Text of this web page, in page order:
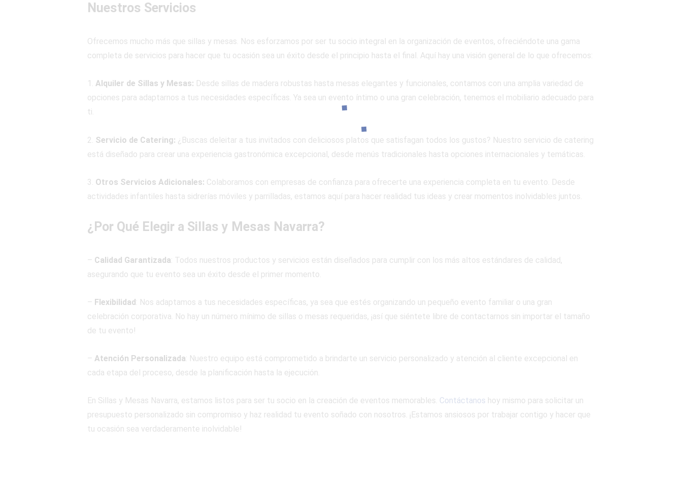
Nuestros Servicios
Ofrecemos mucho más que sillas y mesas. Nos esforzamos por ser tu socio integral en la organización de eventos, ofreciéndote una gama
completa de servicios para hacer que tu ocasión sea un éxito desde el principio hasta el final. Aquí hay una visión general de lo que ofrecemos:
1. Alquiler de Sillas y Mesas: Desde sillas de madera robustas hasta mesas elegantes y funcionales, contamos con una amplia variedad de
opciones para adaptarnos a tus necesidades específicas. Ya sea un evento íntimo o una gran celebración, tenemos el mobiliario adecuado para
ti.
2. Servicio de Catering: ¿Buscas deleitar a tus invitados con deliciosos platos que satisfagan todos los gustos? Nuestro servicio de catering
está diseñado para crear una experiencia gastronómica excepcional, desde menús tradicionales hasta opciones internacionales y temáticas.
3. Otros Servicios Adicionales: Colaboramos con empresas de confianza para ofrecerte una experiencia completa en tu evento. Desde
actividades infantiles hasta sidrerías móviles y parrilladas, estamos aquí para hacer realidad tus ideas y crear momentos inolvidables juntos.
¿Por Qué Elegir a Sillas y Mesas Navarra?
– Calidad Garantizada: Todos nuestros productos y servicios están diseñados para cumplir con los más altos estándares de calidad,
asegurando que tu evento sea un éxito desde el primer momento.
– Flexibilidad: Nos adaptamos a tus necesidades específicas, ya sea que estés organizando un pequeño evento familiar o una gran
celebración corporativa. No hay un número mínimo de sillas o mesas requeridas, ¡así que siéntete libre de contactarnos sin importar el tamaño
de tu evento!
– Atención Personalizada: Nuestro equipo está comprometido a brindarte un servicio personalizado y atención al cliente excepcional en
cada etapa del proceso, desde la planificación hasta la ejecución.
En Sillas y Mesas Navarra, estamos listos para ser tu socio en la creación de eventos memorables. Contáctanos hoy mismo para solicitar un
presupuesto personalizado sin compromiso y haz realidad tu evento soñado con nosotros. ¡Estamos ansiosos por trabajar contigo y hacer que
tu ocasión sea verdaderamente inolvidable!